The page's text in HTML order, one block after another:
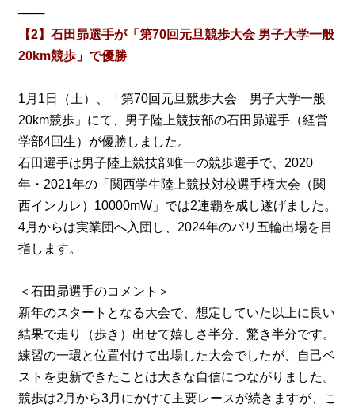
───
【2】石田昴選手が「第70回元旦競歩大会 男子大学一般
20km競歩」で優勝
1月1日（土）、「第70回元旦競歩大会 男子大学一般
20km競歩」にて、男子陸上競技部の石田昴選手（経営
学部4回生）が優勝しました。
石田選手は男子陸上競技部唯一の競歩選手で、2020
年・2021年の「関西学生陸上競技対校選手権大会（関
西インカレ）10000mW」では2連覇を成し遂げました。
4月からは実業団へ入団し、2024年のパリ五輪出場を目
指します。
＜石田昴選手のコメント＞
新年のスタートとなる大会で、想定していた以上に良い
結果で走り（歩き）出せて嬉しさ半分、驚き半分です。
練習の一環と位置付けて出場した大会でしたが、自己ベ
ストを更新できたことは大きな自信につながりました。
競歩は2月から3月にかけて主要レースが続きますが、こ